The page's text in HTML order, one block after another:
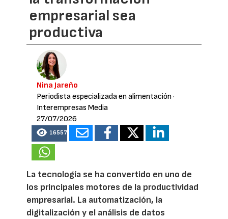
empresarial sea
productiva
Nina Jareño
Periodista especializada en alimentación ·
Interempresas Media
27/07/2026
16557
La tecnología se ha convertido en uno de
los principales motores de la productividad
empresarial. La automatización, la
digitalización y el análisis de datos